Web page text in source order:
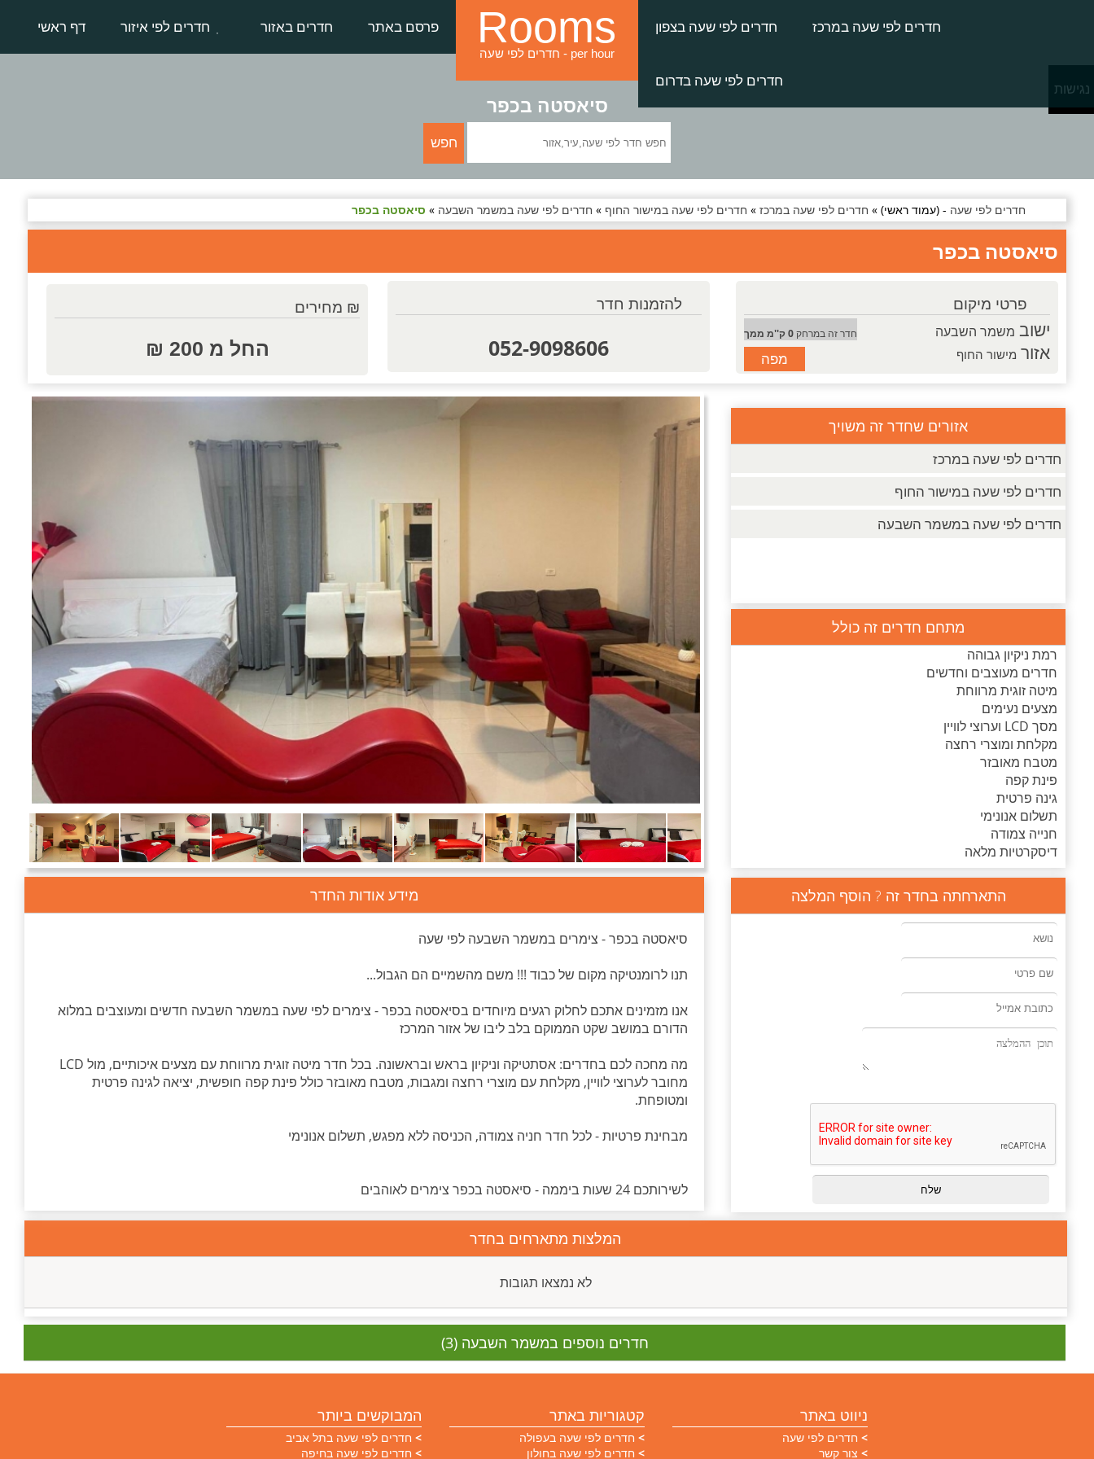
דף ראשי חדרים לפי איזור חדרים באזור פרסם באתר Rooms
חדרים לפי שעה - per hour
חדרים לפי שעה בצפון חדרים לפי שעה במרכז
חדרים לפי שעה בדרום
סיאסטה בכפר
חדרים לפי שעה - (עמוד ראשי) » חדרים לפי שעה במרכז» חדרים לפי שעה במישור החוף » חדרים לפי שעה במשמר השבעה » סיאסטה בכפר
סיאסטה בכפר
פרטי מיקום
חדר זה במרחק0 ק''מ ממך ישוב משמר השבעה
אזור מישור החוף מפה
להזמנות חדר
052-9098606
₪ מחירים
החל מ 200 ₪
אזורים שחדר זה משויך
חדרים לפי שעה במרכז
חדרים לפי שעה במישור החוף
חדרים לפי שעה במשמר השבעה
מתחם חדרים זה כולל
רמת ניקיון גבוהה
חדרים מעוצבים וחדשים
מיטה זוגית מרווחת
מצעים נעימים
מסך LCD וערוצי לוויין
מקלחת ומוצרי רחצה
מטבח מאובזר
פינת קפה
גינה פרטית
תשלום אנונימי
חנייה צמודה
דיסקרטיות מלאה
מידע אודות החדר
סיאסטה בכפר - צימרים במשמר השבעה לפי שעה
תנו לרומנטיקה מקום של כבוד !!! משם מהשמיים הם הגבול...
אנו מזמינים אתכם לחלוק רגעים מיוחדים בסיאסטה בכפר - צימרים לפי שעה במשמר השבעה חדשים ומעוצבים במלוא
הדורם במושב שקט הממוקם בלב ליבו של אזור המרכז
מה מחכה לכם בחדרים: אסתטיקה וניקיון בראש ובראשונה. בכל חדר מיטה זוגית מרווחת עם מצעים איכותיים, מול LCD
מחובר לערוצי לוויין, מקלחת עם מוצרי רחצה ומגבות, מטבח מאובזר כולל פינת קפה חופשית, יציאה לגינה פרטית
ומטופחת.
מבחינת פרטיות - לכל חדר חניה צמודה, הכניסה ללא מפגש, תשלום אנונימי
לשירותכם 24 שעות ביממה - סיאסטה בכפר צימרים לאוהבים
התארחתה בחדר זה ? הוסף המלצה
המלצות מתארחים בחדר
לא נמצאו תגובות
חדרים נוספים במשמר השבעה (3)
ניווט באתר
חדרים לפי שעה
צור קשר
קטגוריות באתר
חדרים לפי שעה בעפולה
חדרים לפי שעה בחולון
המבוקשים ביותר
חדרים לפי שעה בתל אביב
חדרים לפי שעה בחיפה
נגישות